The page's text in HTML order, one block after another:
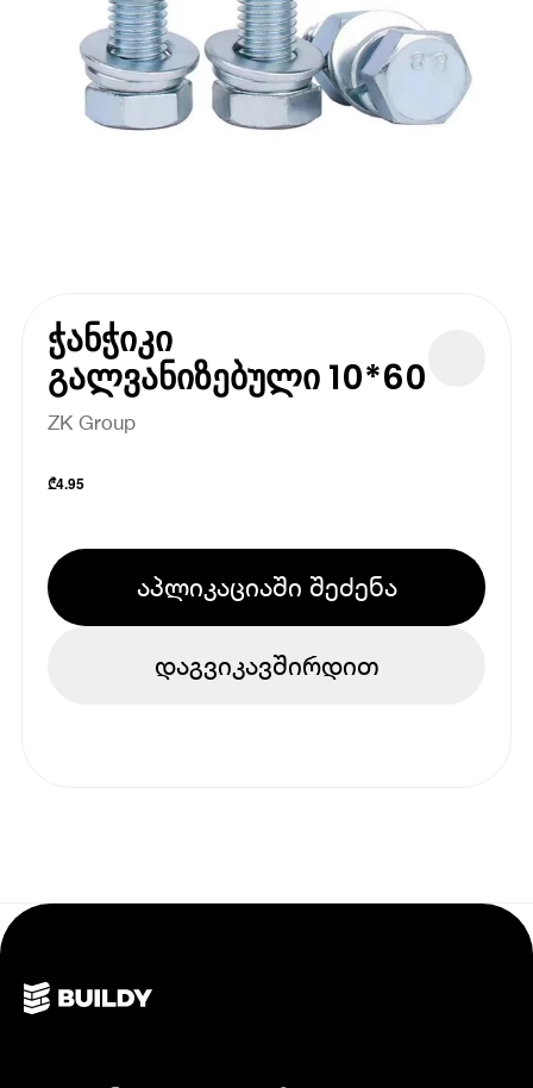
ჭანჭიკი
გალვანიზებული 10*60
ZK Group
₾4.95
აპლიკაციაში შეძენა
დაგვიკავშირდით